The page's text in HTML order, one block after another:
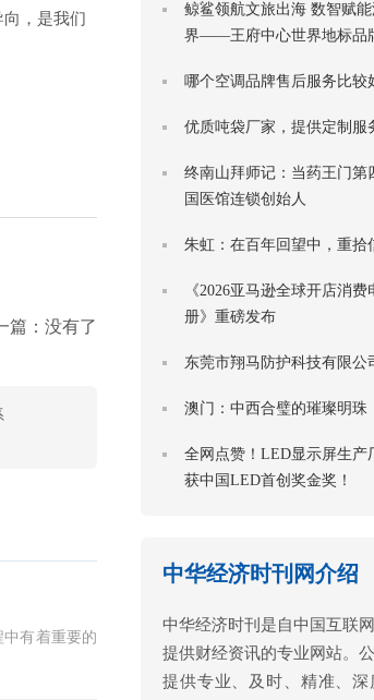
，是我们
篇：没有了
中有着重要的
鲸鲨领航文旅出海 数智赋
界——王府中心世界地标品
哪个空调品牌售后服务比较
优质吨袋厂家，提供定制服
终南山拜师记：当药王门第
国医馆连锁创始人
朱虹：在百年回望中，重拾
《2026亚马逊全球开店消
册》重磅发布
东莞市翔马防护科技有限公
澳门：中西合璧的璀璨明珠
全网点赞！LED显示屏生产
获中国LED首创奖金奖！
中华经济时刊网介绍
中华经济时刊是自中国互联
提供财经资讯的专业网站。
提供专业、及时、精准、深